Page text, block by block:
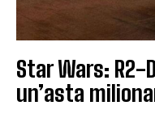
Star Wars:
un’asta